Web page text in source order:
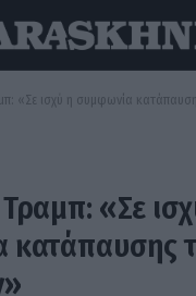
«Σε ισχύ η συμφωνία κατάπαυσης
«Σε
κατάπαυσης